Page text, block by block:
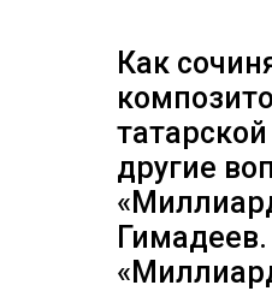
Как
другие